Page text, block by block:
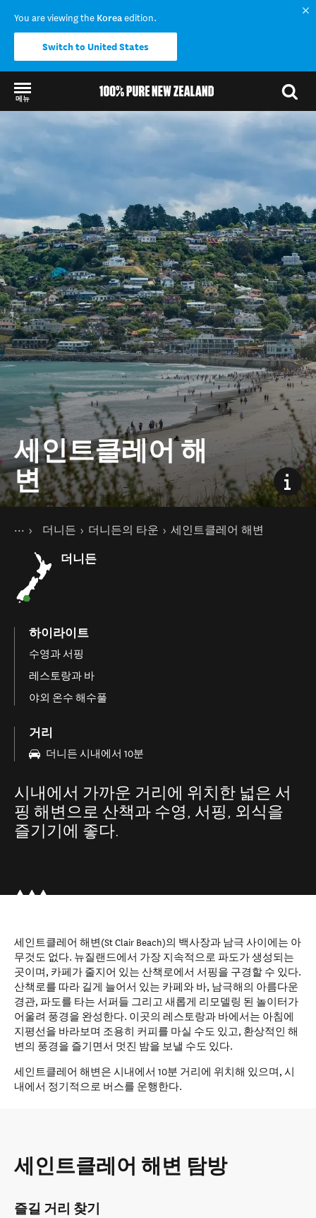
You are viewing the Koreaedition.
Switch to United States
메뉴
Back to my results
세인트클레어 해
변
현재 페이지
홈
더니든 더니든의 타운 세인트클레어 해변
더니든
하이라이트
수영과 서핑
레스토랑과 바
야외 온수 해수풀
거리
더니든 시내에서 10분
시내에서 가까운 거리에 위치한 넓은 서
핑 해변으로 산책과 수영, 서핑, 외식을
즐기기에 좋다.
세인트클레어 해변(St Clair Beach)의 백사장과 남극 사이에는 아
무것도 없다. 뉴질랜드에서 가장 지속적으로 파도가 생성되는
곳이며, 카페가 줄지어 있는 산책로에서 서핑을 구경할 수 있다.
산책로를 따라 길게 늘어서 있는 카페와 바, 남극해의 아름다운
경관, 파도를 타는 서퍼들 그리고 새롭게 리모델링 된 놀이터가
어울려 풍경을 완성한다. 이곳의 레스토랑과 바에서는 아침에
지평선을 바라보며 조용히 커피를 마실 수도 있고, 환상적인 해
변의 풍경을 즐기면서 멋진 밤을 보낼 수도 있다.
세인트클레어 해변은 시내에서 10분 거리에 위치해 있으며, 시
내에서 정기적으로 버스를 운행한다.
세인트클레어 해변 탐방
즐길 거리 찾기